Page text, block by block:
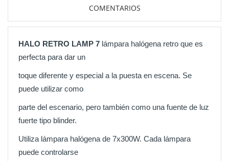
COMENTARIOS
HALO RETRO LAMP 7 lámpara halógena retro que es
perfecta para dar un
toque diferente y especial a la puesta en escena. Se
puede utilizar como
parte del escenario, pero también como una fuente de luz
fuerte tipo blinder.
Utiliza lámpara halógena de 7x300W. Cada lámpara
puede controlarse